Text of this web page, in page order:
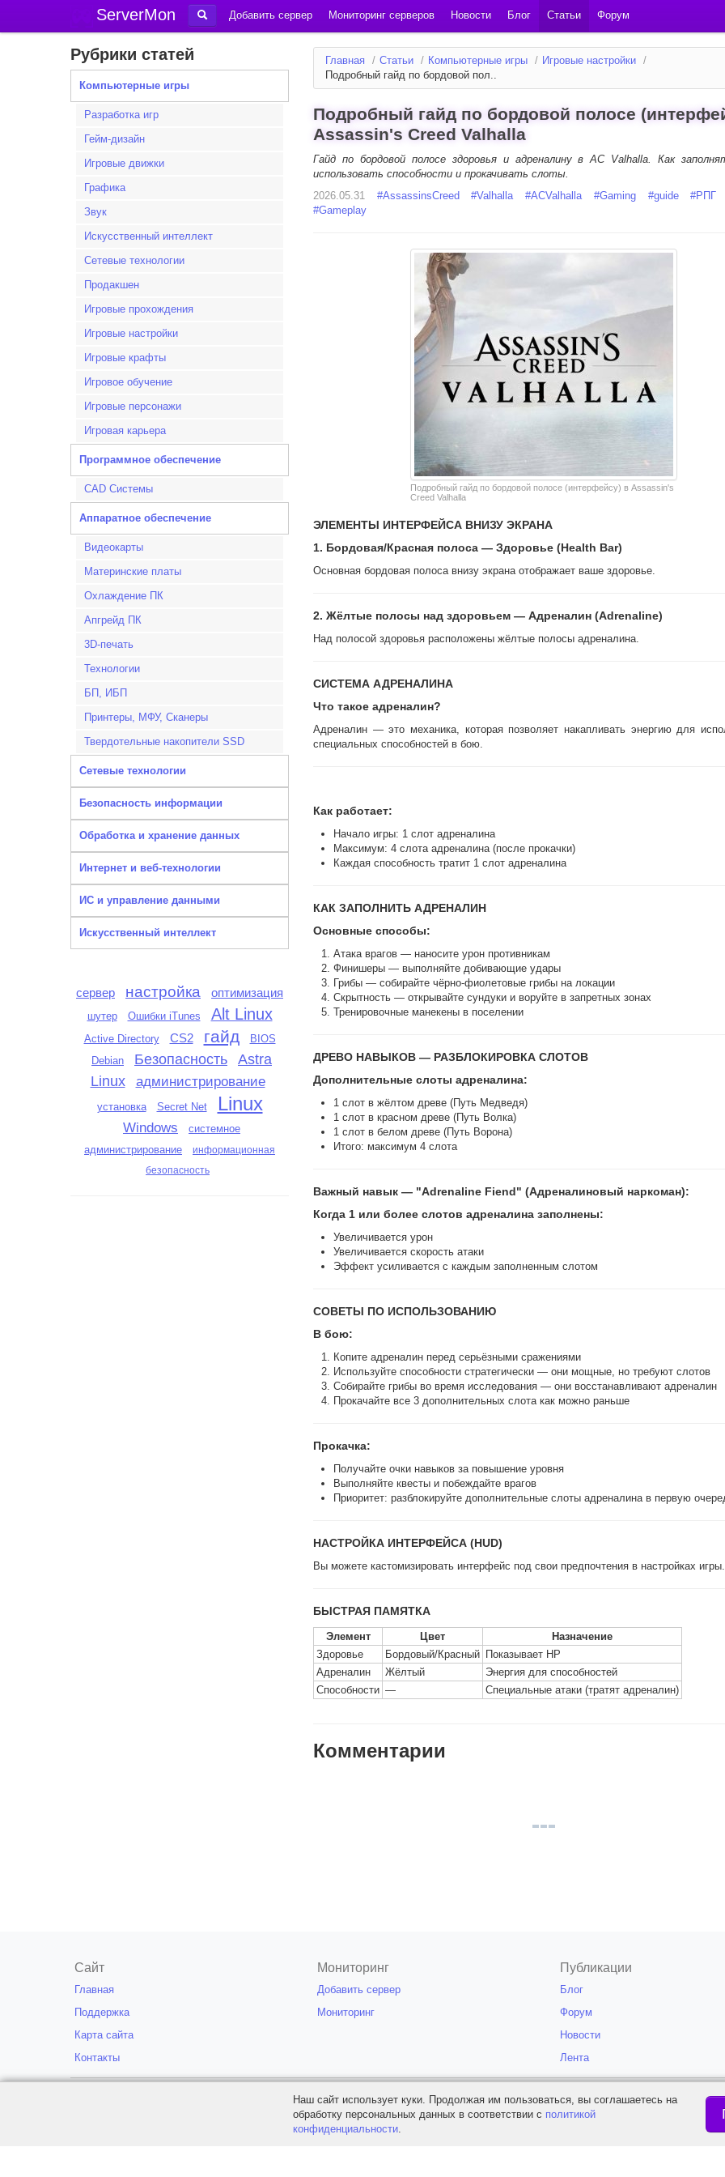
ServerMon Добавить сервер Мониторинг серверов Новости Блог Статьи Форум
Рубрики статей
Компьютерные игры
Разработка игр
Гейм-дизайн
Игровые движки
Графика
Звук
Искусственный интеллект
Сетевые технологии
Продакшен
Игровые прохождения
Игровые настройки
Игровые крафты
Игровое обучение
Игровые персонажи
Игровая карьера
Программное обеспечение
CAD Системы
Аппаратное обеспечение
Видеокарты
Материнские платы
Охлаждение ПК
Апгрейд ПК
3D-печать
Технологии
БП, ИБП
Принтеры, МФУ, Сканеры
Твердотельные накопители SSD
Сетевые технологии
Безопасность информации
Обработка и хранение данных
Интернет и веб-технологии
ИС и управление данными
Искусственный интеллект
сервер настройка оптимизация
шутер Ошибки iTunes Alt Linux
Active Directory CS2 гайд
BIOS
Debian
Безопасность
Astra
Linux
администрирование
установка Secret Net Linux
Windows
системное
администрирование
информационная
безопасность
Главная / Статьи / Компьютерные игры / Игровые настройки /
Подробный гайд по бордовой пол..
Подробный гайд по бордовой полосе
Assassin's Creed Valhalla
Гайд по бордовой полосе здоровья и адреналину в AC Valhalla. Как
использовать способности и прокачивать слоты.
2026.05.31
#AssassinsCreed #Valhalla #ACValhalla #Gaming #guide #РПГ
#Gameplay
Подробный гайд по бордовой полосе (интерфейсу) в Assassin's
Creed Valhalla
ЭЛЕМЕНТЫ ИНТЕРФЕЙСА ВНИЗУ ЭКРАНА
1. Бордовая/Красная полоса — Здоровье (Health Bar)
Основная бордовая полоса внизу экрана отображает ваше здоровье.
2. Жёлтые полосы над здоровьем — Адреналин (Adrenaline)
Над полосой здоровья расположены жёлтые полосы адреналина.
СИСТЕМА АДРЕНАЛИНА
Что такое адреналин?
Адреналин — это механика, которая позволяет накапливать энергию для
специальных способностей в бою.
Как работает:
Начало игры: 1 слот адреналина
Максимум: 4 слота адреналина (после прокачки)
Каждая способность тратит 1 слот адреналина
КАК ЗАПОЛНИТЬ АДРЕНАЛИН
Основные способы:
Атака врагов — наносите урон противникам
Финишеры — выполняйте добивающие удары
Грибы — собирайте чёрно-фиолетовые грибы на локации
Скрытность — открывайте сундуки и воруйте в запретных зонах
Тренировочные манекены в поселении
ДРЕВО НАВЫКОВ — РАЗБЛОКИРОВКА СЛОТОВ
Дополнительные слоты адреналина:
1 слот в жёлтом древе (Путь Медведя)
1 слот в красном древе (Путь Волка)
1 слот в белом древе (Путь Ворона)
Итого: максимум 4 слота
Важный навык — "Adrenaline Fiend" (Адреналиновый наркоман):
Когда 1 или более слотов адреналина заполнены:
Увеличивается урон
Увеличивается скорость атаки
Эффект усиливается с каждым заполненным слотом
СОВЕТЫ ПО ИСПОЛЬЗОВАНИЮ
В бою:
Копите адреналин перед серьёзными сражениями
Используйте способности стратегически — они мощные, но требуют слотов
Собирайте грибы во время исследования — они восстанавливают адреналин
Прокачайте все 3 дополнительных слота как можно раньше
Прокачка:
Получайте очки навыков за повышение уровня
Выполняйте квесты и побеждайте врагов
Приоритет: разблокируйте дополнительные слоты адреналина в первую
НАСТРОЙКА ИНТЕРФЕЙСА (HUD)
Вы можете кастомизировать интерфейс под свои предпочтения в настройках игры.
БЫСТРАЯ ПАМЯТКА
Элемент Цвет
Назначение
Здоровье
Бордовый/Красный Показывает HP
Адреналин
Жёлтый
Энергия для способностей
Способности — Специальные атаки (тратят адреналин)
Комментарии
Сайт
Главная
Поддержка
Карта сайта
Контакты
Мониторинг
Добавить сервер
Мониторинг
Публикации
Блог
Форум
Новости
Лента
Частичное или полное использование материалов сайта "ServerMon"
для поисковых систем ссылки на адрес
Наш сайт использует куки. Продолжая им пользоваться, вы соглашаетесь на
обработку персональных данных в соответствии с политикой
конфиденциальности